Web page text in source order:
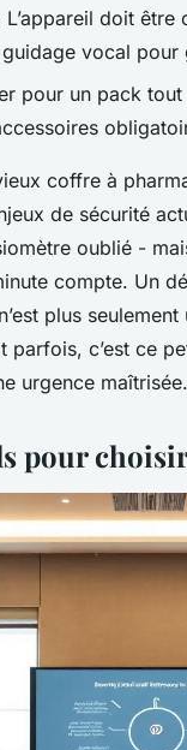
L’appareil doit être
vocal pour
pour un pack
coffre à
de sécurité
oublié -
compte. Un
plus
parfois, c’est ce
urgence
pour